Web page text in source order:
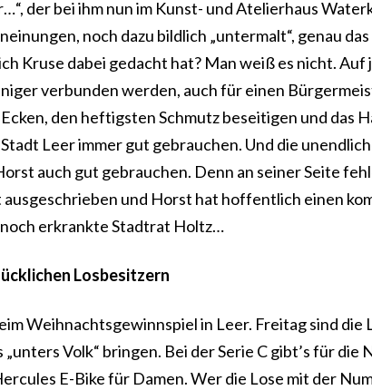
der bei ihm nun im Kunst- und Atelierhaus
noch dazu bildlich „untermalt“, genau
Kruse dabei gedacht hat? Man weiß es nicht.
verbunden werden, auch für einen
Ecken, den heftigsten Schmutz beseitigen und das
Leer immer gut gebrauchen. Und die
auch gut gebrauchen. Denn an seiner Seite
und Horst hat hoffentlich einen
noch erkrankte Stadtrat Holtz…
Losbesitzern
Weihnachtsgewinnspiel in Leer. Freitag sind die
„unters Volk“ bringen. Bei der Serie C gibt’s für
E-Bike für Damen. Wer die Lose mit der